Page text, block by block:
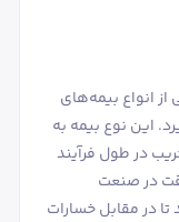
انواع بیمه‌های
این نوع بیمه به
در طول فرآیند
در صنعت
در مقابل خسارات